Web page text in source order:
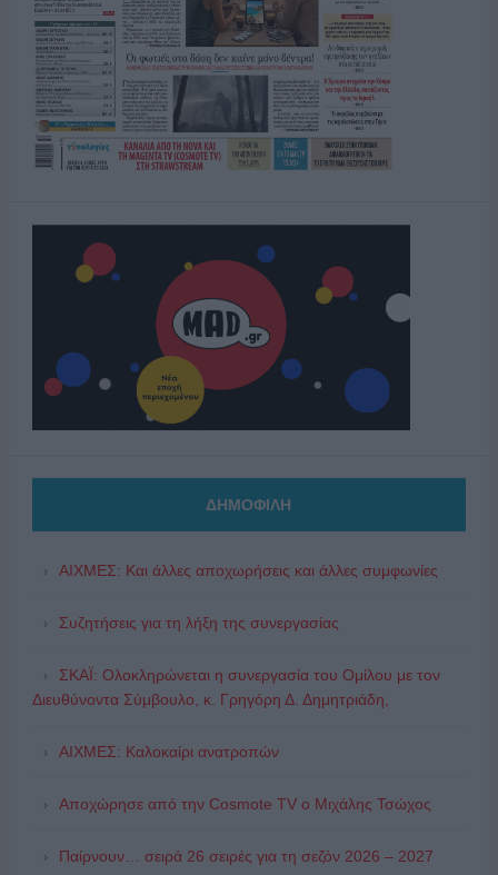
ΔΗΜΟΦΙΛΗ
ΑΙΧΜΕΣ: Και άλλες αποχωρήσεις και άλλες συμφωνίες
Συζητήσεις για τη λήξη της συνεργασίας
ΣΚΑΪ: Ολοκληρώνεται η συνεργασία του Ομίλου με τον
Διευθύνοντα Σύμβουλο, κ. Γρηγόρη Δ. Δημητριάδη,
ΑΙΧΜΕΣ: Καλοκαίρι ανατροπών
Αποχώρησε από την Cosmote TV o Μιχάλης Τσώχος
Παίρνουν… σειρά 26 σειρές για τη σεζόν 2026 – 2027